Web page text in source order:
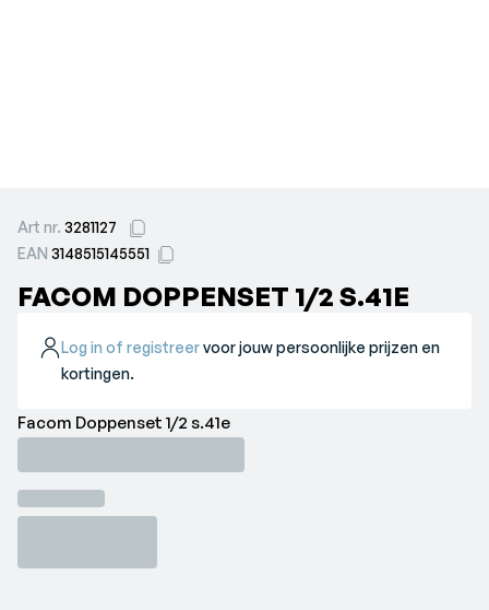
Art nr. 3281127
EAN 3148515145551
FACOM DOPPENSET 1/2 S.41E
Log in of registreervoor jouw persoonlijke prijzen en
kortingen.
Facom Doppenset 1/2 s.41e